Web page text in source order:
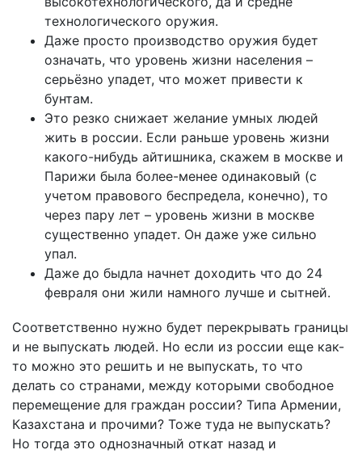
технологического оружия.
Даже просто производство оружия будет
означать, что уровень жизни населения –
серьёзно упадет, что может привести к
бунтам.
Это резко снижает желание умных людей
жить в россии. Если раньше уровень жизни
какого-нибудь айтишника, скажем в москве и
Парижи была более-менее одинаковый (с
учетом правового беспредела, конечно), то
через пару лет – уровень жизни в москве
существенно упадет. Он даже уже сильно
упал.
Даже до быдла начнет доходить что до 24
февраля они жили намного лучше и сытней.
Соответственно нужно будет перекрывать границы
и не выпускать людей. Но если из россии еще как-
то можно это решить и не выпускать, то что
делать со странами, между которыми свободное
перемещение для граждан россии? Типа Армении,
Казахстана и прочими? Тоже туда не выпускать?
Но тогда это однозначный откат назад и